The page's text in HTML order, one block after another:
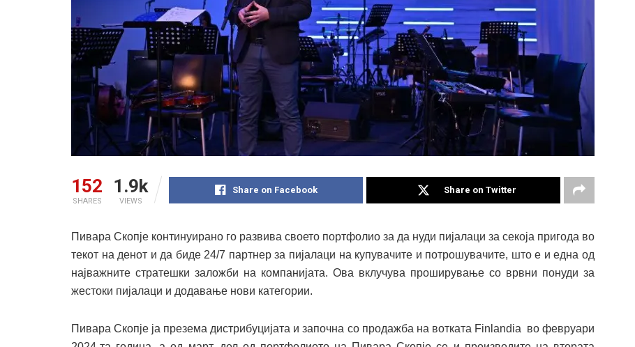
152
SHARES
1.9k
VIEWS
Share on Facebook Share on Twitter
Пивара Скопје континуирано го развива своето портфолио за да нуди пијалаци за секоја пригода во
текот на денот и да биде 24/7 партнер за пијалаци на купувачите и потрошувачите, што е и една од
најважните стратешки заложби на компанијата. Ова вклучува проширување со врвни понуди за
жестоки пијалаци и додавање нови категории.
Пивара Скопје ја презема дистрибуцијата и започна со продажба на вотката Finlandia во февруари